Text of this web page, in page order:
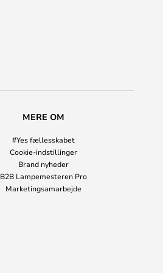
MERE OM
#Yes fællesskabet
Cookie-indstillinger
Brand nyheder
B2B Lampemesteren Pro
Marketingsamarbejde